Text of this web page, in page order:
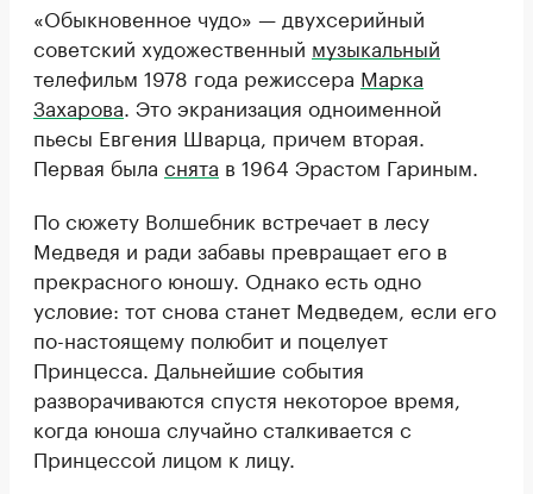
«Обыкновенное чудо» — двухсерийный
советский художественный музыкальный
телефильм 1978 года режиссера Марка
Захарова . Это экранизация одноименной
пьесы Евгения Шварца, причем вторая.
Первая была снята в 1964 Эрастом Гариным.
По сюжету Волшебник встречает в лесу
Медведя и ради забавы превращает его в
прекрасного юношу. Однако есть одно
условие: тот снова станет Медведем, если его
по-настоящему полюбит и поцелует
Принцесса. Дальнейшие события
разворачиваются спустя некоторое время,
когда юноша случайно сталкивается с
Принцессой лицом к лицу.